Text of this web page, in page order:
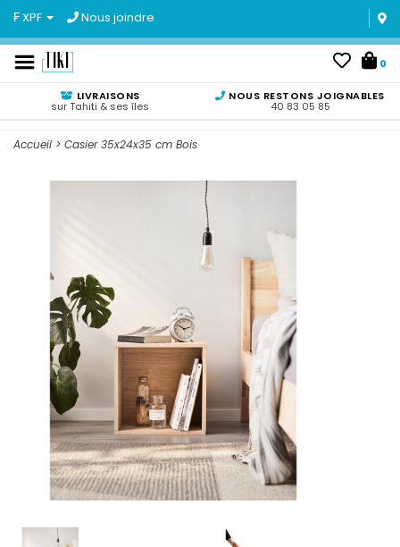
₣ XPF Nous joindre
0
LIVRAISONS
sur Tahiti & ses îles
NOUS RESTONS JOIGNABLES
40 83 05 85
Accueil > Casier 35x24x35 cm Bois